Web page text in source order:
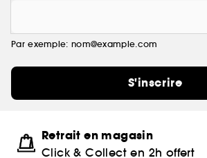
Par exemple: nom@example.com
S'inscrire
Retrait en magasin
Click & Collect en 2h offert